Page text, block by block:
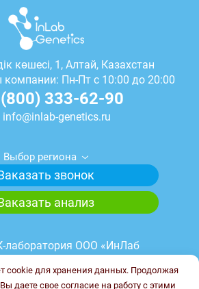
көшесі, 1, Алтай, Казахстан
компании: Пн-Пт с 10:00 до 20:00
333-62-90
info@inlab-genetics.ru
Выбор региона
звонок
анализ
лаборатория ООО «ИнЛаб
от 23.03.2023 г. ИНН
cookie для хранения данных. Продолжая
даете свое согласие на работу с этими